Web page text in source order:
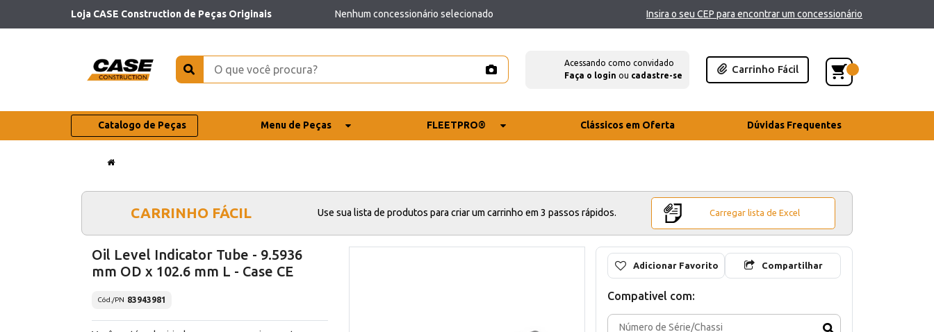
Loja CASE Construction de Peças Originais Nenhum concessionário selecionado Insira o seu CEP para encontrar um concessionário
Acessando como convidado
Faça o login ou cadastre-se
Carrinho Fácil
Catalogo de Peças Menu de Peças FLEETPRO® Clássicos em Oferta Dúvidas Frequentes
CARRINHO FÁCIL Use sua lista de produtos para criar um carrinho em 3 passos rápidos. Carregar lista de Excel
Oil Level Indicator Tube - 9.5936
mm OD x 102.6 mm L - Case CE
Cód./PN 83943981
Adicionar Favorito Compartilhar
Compativel com: